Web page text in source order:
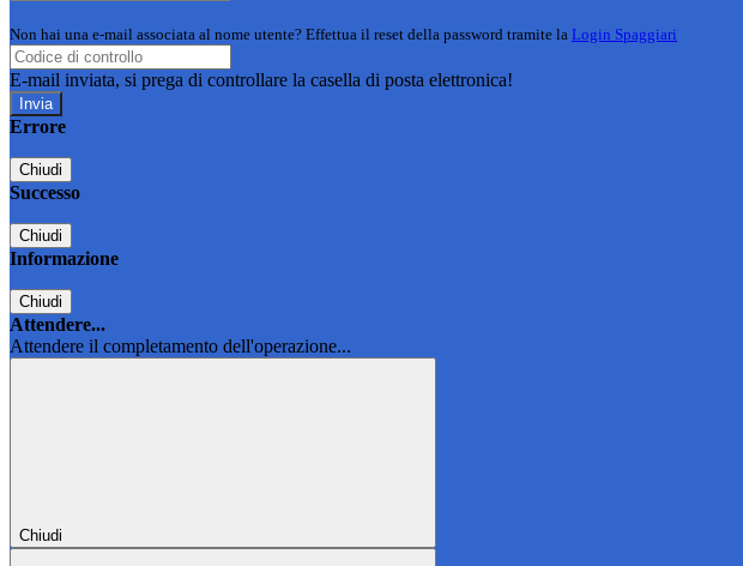
Non hai una e-mail associata al nome utente? Effettua il reset della password tramite la Login Spaggiari
E-mail inviata, si prega di controllare la casella di posta elettronica!
Errore
Chiudi
Successo
Chiudi
Informazione
Chiudi
Attendere...
Attendere il completamento dell'operazione...
Chiudi